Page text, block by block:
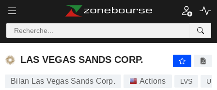
LAS VEGAS SANDS CORP.
LAS VEGAS SANDS CORP.
Bilan Las Vegas Sands Corp. Actions LVS